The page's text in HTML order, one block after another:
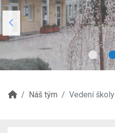
Náš tým Vedení školy